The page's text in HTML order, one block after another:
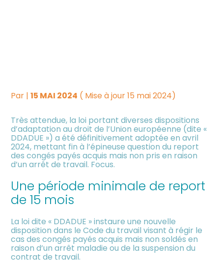
Piloter votre entreprise
Développer votre entreprise
Construire votre patrimoine
électronique
meublée
documents
Par |15 MAI 2024 ( Mise à jour 15 mai 2024)
Très attendue, la loi portant diverses dispositions
d’adaptation au droit de l’Union européenne (dite «
DDADUE ») a été définitivement adoptée en avril
2024, mettant fin à l’épineuse question du report
des congés payés acquis mais non pris en raison
d’un arrêt de travail. Focus.
Une période minimale de report
de 15 mois
La loi dite « DDADUE » instaure une nouvelle
disposition dans le Code du travail visant à régir le
cas des congés payés acquis mais non soldés en
raison d’un arrêt maladie ou de la suspension du
contrat de travail.